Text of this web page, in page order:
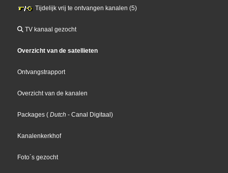
Tijdelijk vrij te ontvangen kanalen (5)
TV kanaal gezocht
Overzicht van de satellieten
Ontvangstrapport
Overzicht van de kanalen
Packages ( Dutch - Canal Digitaal)
Kanalenkerkhof
Foto´s gezocht